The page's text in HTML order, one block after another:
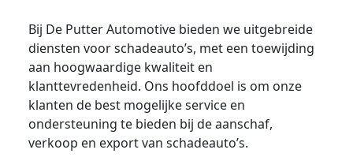
Bij De Putter Automotive bieden we uitgebreide
diensten voor schadeauto’s, met een toewijding
aan hoogwaardige kwaliteit en
klanttevredenheid. Ons hoofddoel is om onze
klanten de best mogelijke service en
ondersteuning te bieden bij de aanschaf,
verkoop en export van schadeauto’s.